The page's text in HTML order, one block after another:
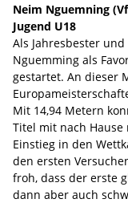
Neim Nguemning
Jugend U18
Als Jahresbester
Nguemming als
gestartet. An dieser
Mit 14,94 Metern
Titel mit nach
Einstieg in den
den ersten
froh, dass der erste
dann aber auch